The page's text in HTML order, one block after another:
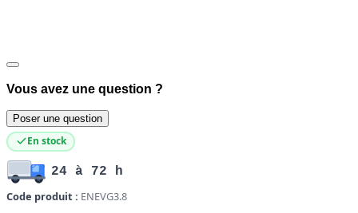
Vous avez une question ?
Poser une question
En stock
24 à 72 h
Code produit : ENEVG3.8